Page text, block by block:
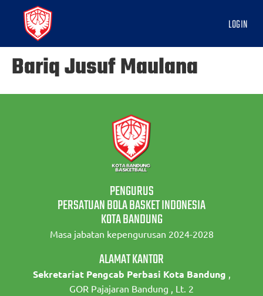
LOGIN
Bariq Jusuf Maulana
PENGURUS
PERSATUAN BOLA BASKET INDONESIA
KOTA BANDUNG
Masa jabatan kepengurusan 2024-2028
ALAMAT KANTOR
Sekretariat Pengcab Perbasi Kota Bandung ,
GOR Pajajaran Bandung , Lt. 2